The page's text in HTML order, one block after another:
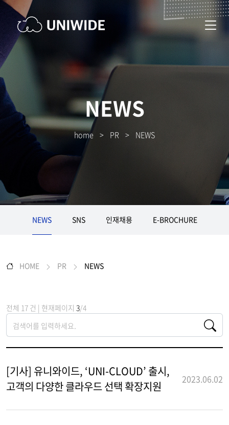
NEWS
home > PR > NEWS
NEWS SNS 인재채용 E-BROCHURE
HOME PR NEWS
전체 17 건 | 현재페이지 3/4
[기사] 유니와이드, ‘UNI-CLOUD’ 출시,
고객의 다양한 클라우드 선택 확장지원
2023.06.02